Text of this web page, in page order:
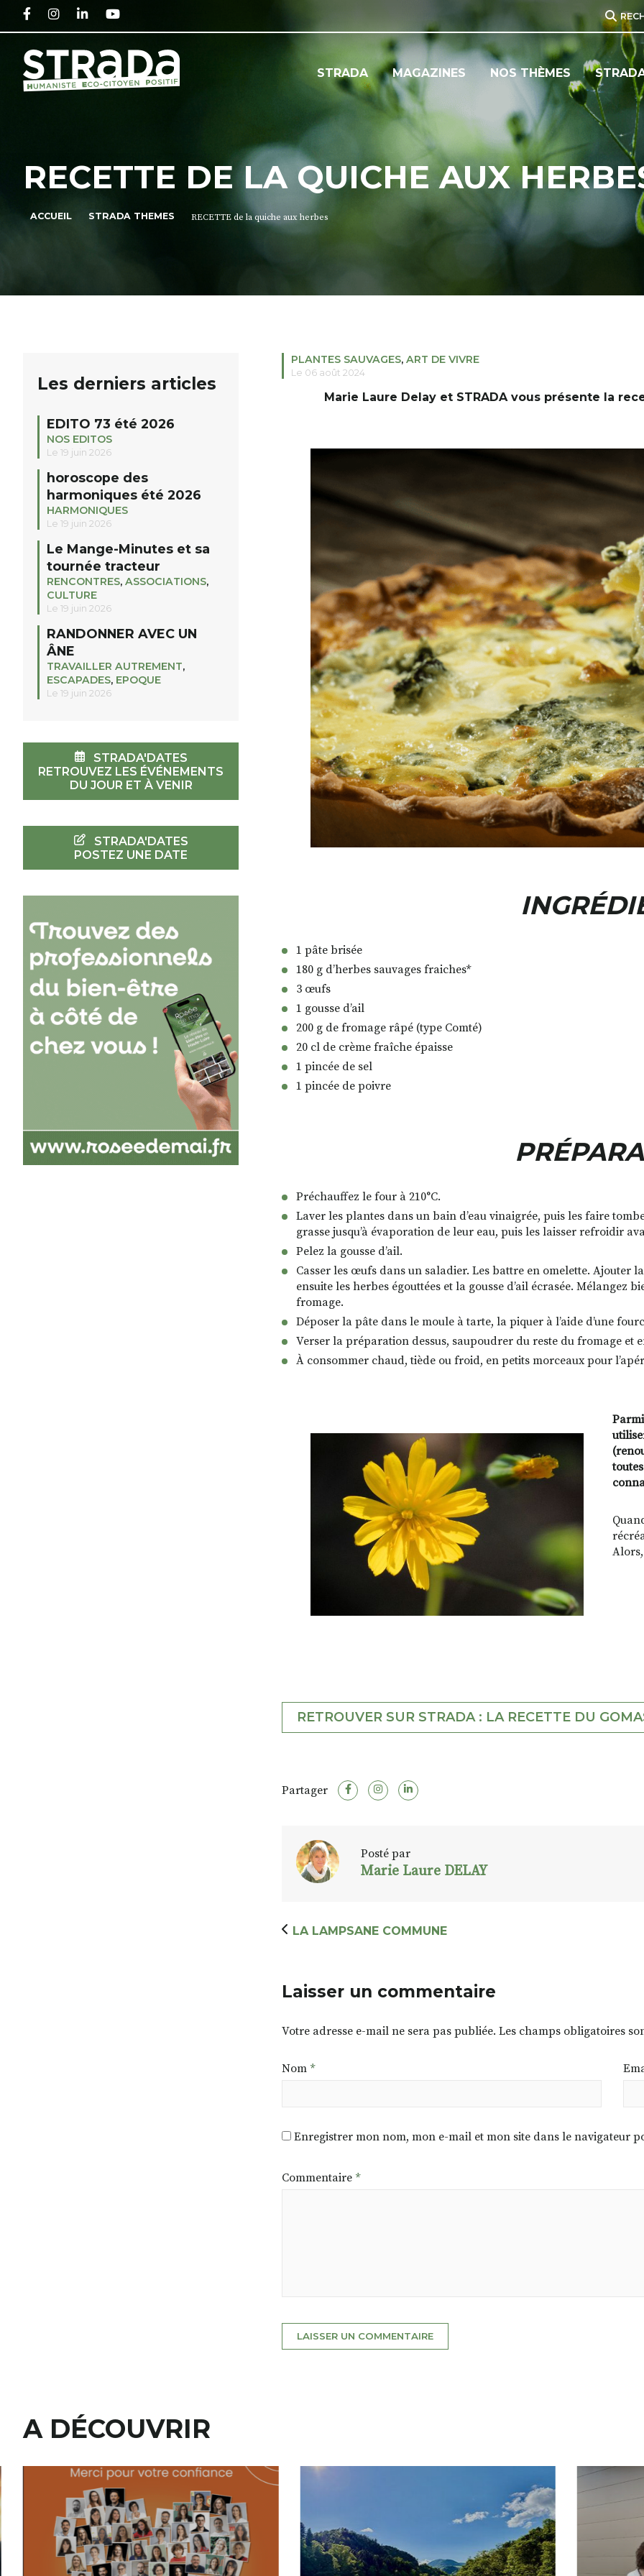
FACEBOOKINSTAGRAM
LINKEDINYOUTUBE
STRADA MAGAZINES NOS THÈMES
RECETTE DE LA QUICHE AUX
ACCUEIL STRADA THEMES RECETTE de la quiche aux herbes
PLANTES SAUVAGES, ART DE VIVRE
Le 06 août 2024
Marie Laure Delay et STRADA vous présente la
1 pâte brisée
180 g d’herbes sauvages fraiches*
3 œufs
1 gousse d’ail
200 g de fromage râpé (type Comté)
20 cl de crème fraîche épaisse
1 pincée de sel
1 pincée de poivre
Préchauffez le four à 210°C.
Laver les plantes dans un bain d’eau vinaigrée, puis les faire
grasse jusqu’à évaporation de leur eau, puis les laisser refroidir
Pelez la gousse d’ail.
Casser les œufs dans un saladier. Les battre en omelette. Ajouter
ensuite les herbes égouttées et la gousse d’ail écrasée. Mélangez
fromage.
Déposer la pâte dans le moule à tarte, la piquer à l’aide d’une
Verser la préparation dessus, saupoudrer du reste du fromage et
À consommer chaud, tiède ou froid, en petits morceaux pour
RETROUVER SUR STRADA : LA RECETTE DU
Partager
Posté par
Marie Laure DELAY
LA LAMPSANE COMMUNE
Laisser un commentaire
Votre adresse e-mail ne sera pas publiée. Les champs obligatoires
Nom *
Enregistrer mon nom, mon e-mail et mon site dans le navigateur
Commentaire *
Les derniers articles
EDITO 73 été 2026
NOS EDITOS
Le 19 juin 2026
horoscope des
harmoniques été 2026
HARMONIQUES
Le 19 juin 2026
Le Mange-Minutes et sa
tournée tracteur
RENCONTRES, ASSOCIATIONS,
CULTURE
Le 19 juin 2026
RANDONNER AVEC UN
ÂNE
TRAVAILLER AUTREMENT,
ESCAPADES, EPOQUE
Le 19 juin 2026
STRADA'DATES
RETROUVEZ LES ÉVÉNEMENTS
DU JOUR ET À VENIR
STRADA'DATES
POSTEZ UNE DATE
A DÉCOUVRIR